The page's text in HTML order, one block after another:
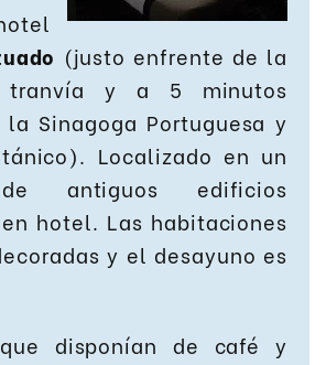
(justo enfrente de la
tranvía y a 5 minutos
Sinagoga Portuguesa y
Localizado en un
antiguos edificios
hotel. Las habitaciones
y el desayuno es
disponían de café y